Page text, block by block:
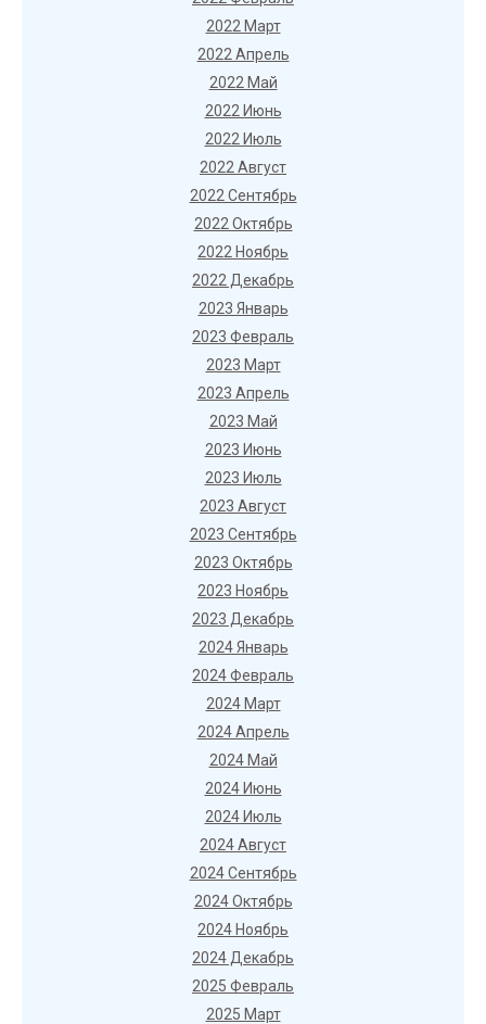
2022 Март
2022 Апрель
2022 Май
2022 Июнь
2022 Июль
2022 Август
2022 Сентябрь
2022 Октябрь
2022 Ноябрь
2022 Декабрь
2023 Январь
2023 Февраль
2023 Март
2023 Апрель
2023 Май
2023 Июнь
2023 Июль
2023 Август
2023 Сентябрь
2023 Октябрь
2023 Ноябрь
2023 Декабрь
2024 Январь
2024 Февраль
2024 Март
2024 Апрель
2024 Май
2024 Июнь
2024 Июль
2024 Август
2024 Сентябрь
2024 Октябрь
2024 Ноябрь
2024 Декабрь
2025 Февраль
2025 Март